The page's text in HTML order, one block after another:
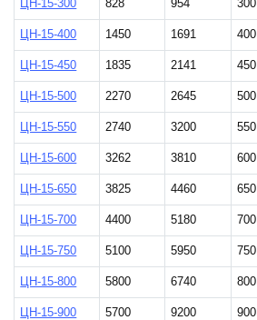
ЦН-15-300 828 954 300
ЦН-15-400 1450 1691 400
ЦН-15-450 1835 2141 450
ЦН-15-500 2270 2645 500
ЦН-15-550 2740 3200 550
ЦН-15-600 3262 3810 600
ЦН-15-650 3825 4460 650
ЦН-15-700 4400 5180 700
ЦН-15-750 5100 5950 750
ЦН-15-800 5800 6740 800
ЦН-15-900 5700 9200 900